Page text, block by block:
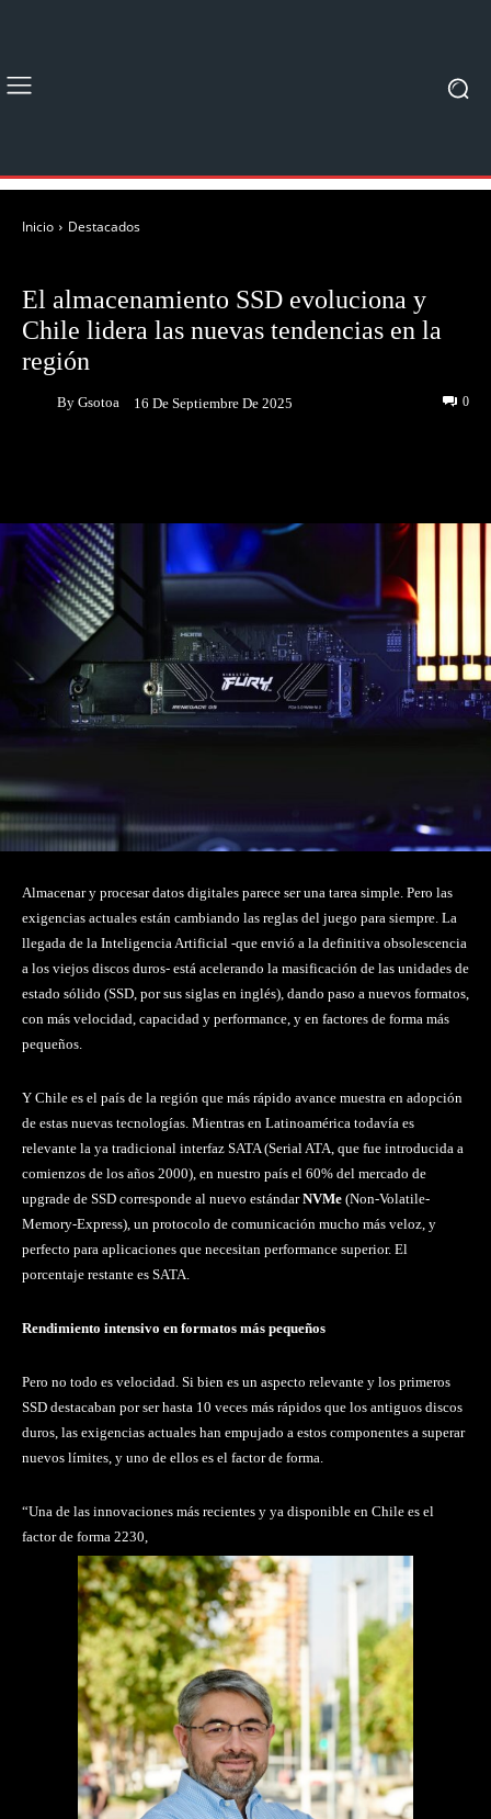
Inicio Destacados
El almacenamiento SSD evoluciona y
Chile lidera las nuevas tendencias en la
región
By Gsotoa 16 De Septiembre De 2025 0
Almacenar y procesar datos digitales parece ser una tarea simple. Pero las
exigencias actuales están cambiando las reglas del juego para siempre. La
llegada de la Inteligencia Artificial -que envió a la definitiva obsolescencia
a los viejos discos duros- está acelerando la masificación de las unidades de
estado sólido (SSD, por sus siglas en inglés), dando paso a nuevos formatos,
con más velocidad, capacidad y performance, y en factores de forma más
pequeños.
Y Chile es el país de la región que más rápido avance muestra en adopción
de estas nuevas tecnologías. Mientras en Latinoamérica todavía es
relevante la ya tradicional interfaz SATA (Serial ATA, que fue introducida a
comienzos de los años 2000), en nuestro país el 60% del mercado de
upgrade de SSD corresponde al nuevo estándarNVMe (Non-Volatile-
Memory-Express), un protocolo de comunicación mucho más veloz, y
perfecto para aplicaciones que necesitan performance superior. El
porcentaje restante es SATA.
Rendimiento intensivo en formatos más pequeños
Pero no todo es velocidad. Si bien es un aspecto relevante y los primeros
SSD destacaban por ser hasta 10 veces más rápidos que los antiguos discos
duros, las exigencias actuales han empujado a estos componentes a superar
nuevos límites, y uno de ellos es el factor de forma.
“Una de las innovaciones más recientes y ya disponible en Chile es el
factor de forma 2230,